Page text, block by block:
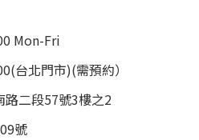
Mon-Fri
門市)(需預約）
路二段57號3樓之2
號